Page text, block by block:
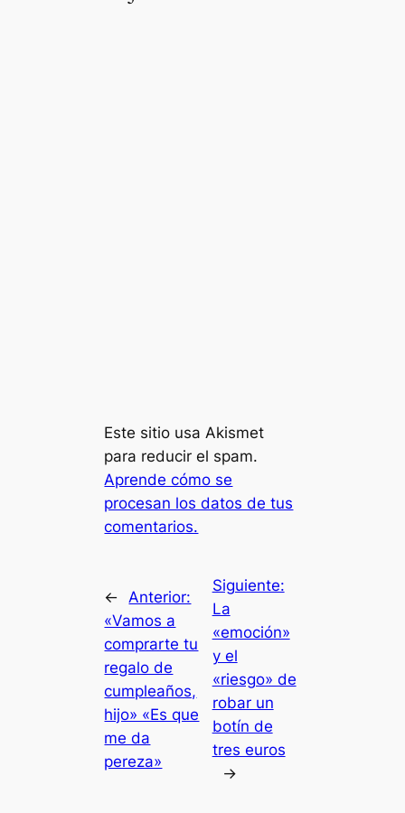
Este sitio usa Akismet
para reducir el spam.
Aprende cómo se
procesan los datos de tus
comentarios.
←
Anterior:
«Vamos a
comprarte tu
regalo de
cumpleaños,
hijo» «Es que
me da
pereza»
Siguiente:
La
«emoción»
y el
«riesgo» de
robar un
botín de
tres euros
→